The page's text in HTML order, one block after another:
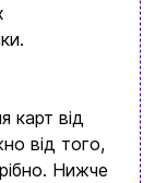
карт від
від того,
Нижче